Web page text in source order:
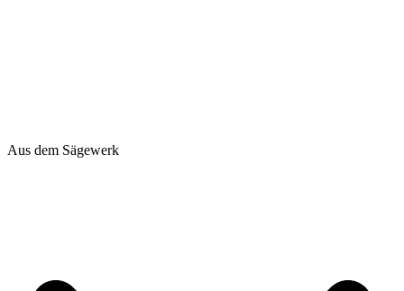
Aus dem Sägewerk